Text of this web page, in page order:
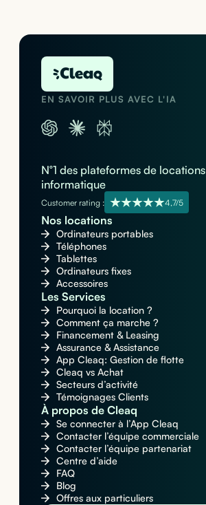
EN SAVOIR PLUS AVEC L'IA
N°1 des plateformes de locations
informatique
Customer rating : 4,7/5
Nos locations
Ordinateurs portables
Téléphones
Tablettes
Ordinateurs fixes
Accessoires
Les Services
Pourquoi la location ?
Comment ça marche ?
Financement & Leasing
Assurance & Assistance
App Cleaq: Gestion de flotte
Cleaq vs Achat
Secteurs d’activité
Témoignages Clients
À propos de Cleaq
Se connecter à l’App Cleaq
Contacter l’équipe commerciale
Contacter l’équipe partenariat
Centre d’aide
FAQ
Blog
Offres aux particuliers